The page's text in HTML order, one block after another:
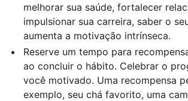
melhorar sua saúde, fortalecer
impulsionar sua carreira, saber o
aumenta a motivação intrínseca.
Reserve um tempo para
ao concluir o hábito. Celebrar o
você motivado. Uma recompensa
exemplo, seu chá favorito, uma